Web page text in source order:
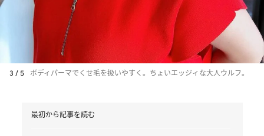
3 / 5 ボディパーマでくせ毛を扱いやすく。ちょいエッジィな大人ウルフ。
最初から記事を読む